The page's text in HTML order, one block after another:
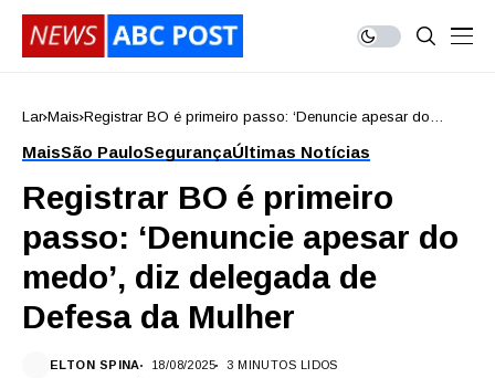
Lar Mais Registrar BO é primeiro passo: ‘Denuncie apesar do
MaisSão PauloSegurançaÚltimas Notícias
Registrar BO é primeiro
passo: ‘Denuncie apesar do
medo’, diz delegada de
Defesa da Mulher
ELTON SPINA 18/08/2025
3 MINUTOS LIDOS